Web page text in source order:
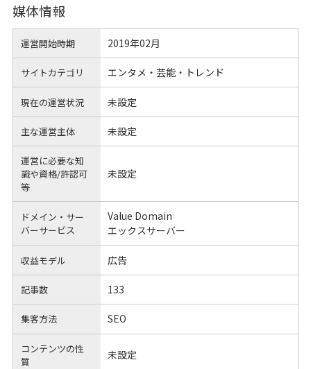
媒体情報
運営開始時期 2019年02月
サイトカテゴリ エンタメ・芸能・トレンド
現在の運営状況 未設定
主な運営主体 未設定
運営に必要な知
識や資格/許認可
等
未設定
ドメイン・サー
バーサービス
Value Domain
エックスサーバー
収益モデル 広告
記事数 133
集客方法 SEO
コンテンツの性
質
未設定